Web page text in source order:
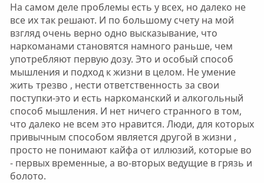
н
ы
й
г
о
л
о
с
н
ы
й
г
о
л
о
с
На самом деле проблемы есть у всех, но далеко не
все их так решают. И по большому счету на мой
взгляд очень верно одно высказывание, что
наркоманами становятся намного раньше, чем
употребляют первую дозу. Это и особый способ
мышления и подход к жизни в целом. Не умение
жить трезво , нести ответственность за свои
поступки-это и есть наркоманский и алкогольный
способ мышления. И нет ничего странного в том,
что далеко не всем это нравится. Люди, для которых
привычным способом является другой в жизни ,
просто не понимают кайфа от иллюзий, которые во
- первых временные, а во-вторых ведущие в грязь и
болото.